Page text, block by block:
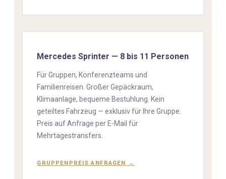
Mercedes Sprinter — 8 bis 11 Personen
Für Gruppen, Konferenzteams und
Familienreisen. Großer Gepäckraum,
Klimaanlage, bequeme Bestuhlung. Kein
geteiltes Fahrzeug — exklusiv für Ihre Gruppe.
Preis auf Anfrage per E-Mail für
Mehrtagestransfers.
GRUPPENPREIS ANFRAGEN →